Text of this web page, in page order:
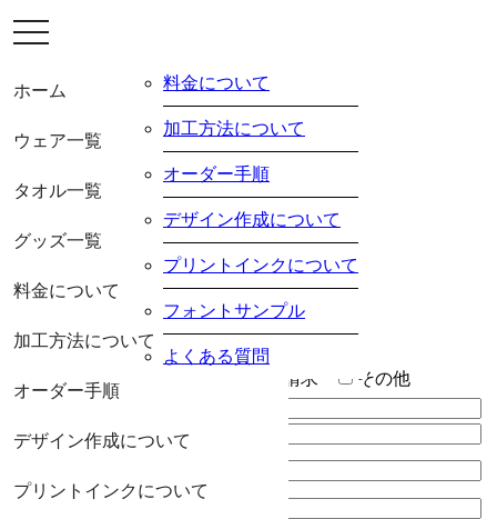
ウエア
ご利用ガイド
料金について
加工方法について
オーダー手順
デザイン作成について
プリントインクについて
フォントサンプル
よくある質問
プライバシー
会社概要
toggle
navigation
ホーム
ウェア一覧
タオル一覧
グッズ一覧
料金について
加工方法について
オーダー手順
デザイン作成について
プリントインクについて
お問い合わせ
ご依頼内容※ 資料請求
その他
電話番号※
※